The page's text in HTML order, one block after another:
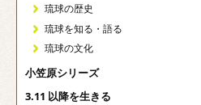
琉球の歴史
琉球を知る・語る
琉球の文化
小笠原シリーズ
3.11 以降を生きる